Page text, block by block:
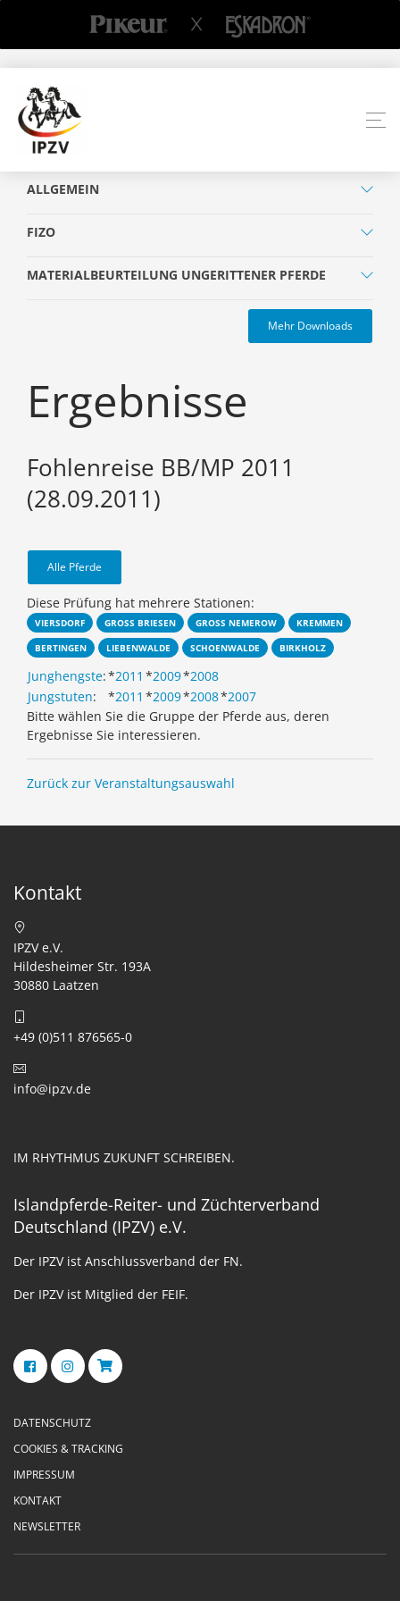
ALLGEMEIN
FIZO
MATERIALBEURTEILUNG UNGERITTENER PFERDE
Mehr Downloads
Ergebnisse
Fohlenreise BB/MP 2011
(28.09.2011)
Alle Pferde
Diese Prüfung hat mehrere Stationen:
VIERSDORF GROSS BRIESEN GROSS NEMEROW
KREMMEN
BERTINGEN
LIEBENWALDE SCHOENWALDE BIRKHOLZ
Junghengste:*2011 *2009*2008
Jungstuten: *2011 *2009*2008*2007
Bitte wählen Sie die Gruppe der Pferde aus, deren
Ergebnisse Sie interessieren.
Zurück zur Veranstaltungsauswahl
Kontakt
IPZV e.V.
Hildesheimer Str. 193A
30880 Laatzen
+49 (0)511 876565-0
info@ipzv.de
IM RHYTHMUS ZUKUNFT SCHREIBEN.
Islandpferde-Reiter- und Züchterverband
Deutschland (IPZV) e.V.
Der IPZV ist Anschlussverband der FN.
Der IPZV ist Mitglied der FEIF.
DATENSCHUTZ
COOKIES & TRACKING
IMPRESSUM
KONTAKT
NEWSLETTER